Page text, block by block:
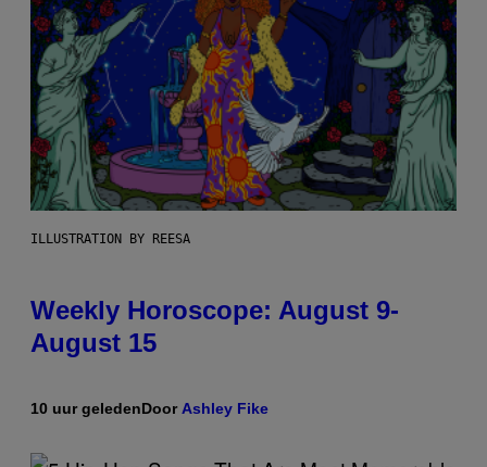
ILLUSTRATION BY REESA
Weekly Horoscope: August 9-
August 15
10 uur geledenDoorAshley Fike